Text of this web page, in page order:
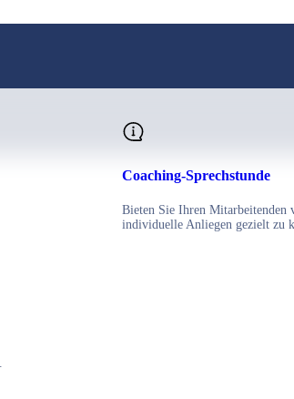
Coaching-Sprechstunde
Bieten Sie Ihren Mitarbeitenden
individuelle Anliegen gezielt zu